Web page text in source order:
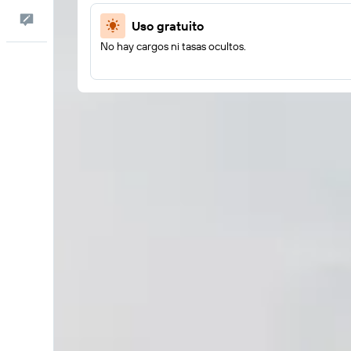
Comentarios Uso gratuito
No hay cargos ni tasas ocultos.